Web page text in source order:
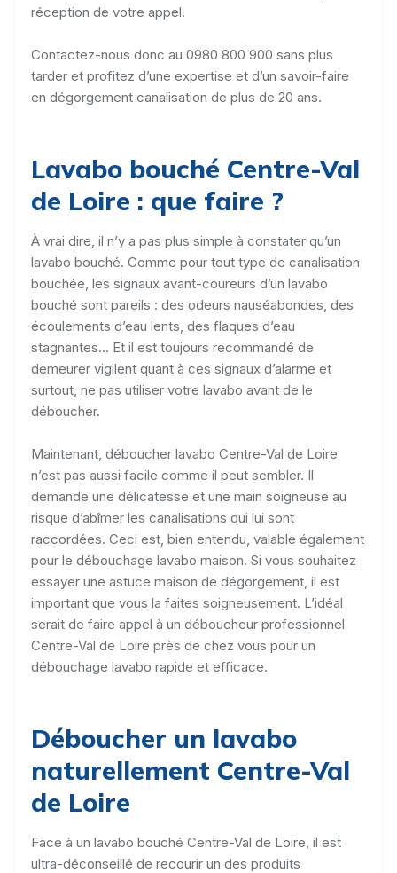
réception de votre appel.
Contactez-nous donc au 0980 800 900 sans plus
tarder et profitez d’une expertise et d’un savoir-faire
en dégorgement canalisation de plus de 20 ans.
Lavabo bouché Centre-Val
de Loire : que faire ?
À vrai dire, il n’y a pas plus simple à constater qu’un
lavabo bouché. Comme pour tout type de canalisation
bouchée, les signaux avant-coureurs d’un lavabo
bouché sont pareils : des odeurs nauséabondes, des
écoulements d’eau lents, des flaques d’eau
stagnantes... Et il est toujours recommandé de
demeurer vigilent quant à ces signaux d’alarme et
surtout, ne pas utiliser votre lavabo avant de le
déboucher.
Maintenant, déboucher lavabo Centre-Val de Loire
n’est pas aussi facile comme il peut sembler. Il
demande une délicatesse et une main soigneuse au
risque d’abîmer les canalisations qui lui sont
raccordées. Ceci est, bien entendu, valable également
pour le débouchage lavabo maison. Si vous souhaitez
essayer une astuce maison de dégorgement, il est
important que vous la faites soigneusement. L’idéal
serait de faire appel à un déboucheur professionnel
Centre-Val de Loire près de chez vous pour un
débouchage lavabo rapide et efficace.
Déboucher un lavabo
naturellement Centre-Val
de Loire
Face à un lavabo bouché Centre-Val de Loire, il est
ultra-déconseillé de recourir un des produits